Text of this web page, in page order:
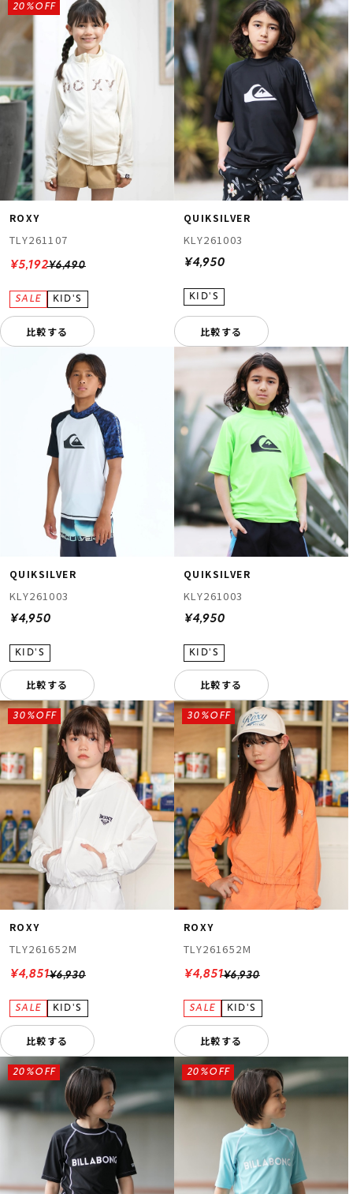
ROXY
TLY261107
¥6,490
20%OFF
¥5,192
比較する
QUIKSILVER
KLY261003
¥4,950
比較する
QUIKSILVER
KLY261003
¥4,950
比較する
QUIKSILVER
KLY261003
¥4,950
比較する
ROXY
TLY261652M
¥6,930
30%OFF
¥4,851
比較する
ROXY
TLY261652M
¥6,930
30%OFF
¥4,851
比較する
20%OFF 20%OFF